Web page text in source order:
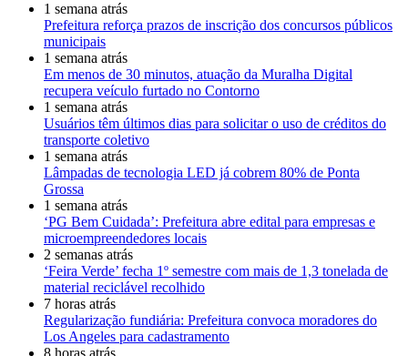
1 semana atrás
Prefeitura reforça prazos de inscrição dos concursos públicos
municipais
1 semana atrás
Em menos de 30 minutos, atuação da Muralha Digital
recupera veículo furtado no Contorno
1 semana atrás
Usuários têm últimos dias para solicitar o uso de créditos do
transporte coletivo
1 semana atrás
Lâmpadas de tecnologia LED já cobrem 80% de Ponta
Grossa
1 semana atrás
‘PG Bem Cuidada’: Prefeitura abre edital para empresas e
microempreendedores locais
2 semanas atrás
‘Feira Verde’ fecha 1º semestre com mais de 1,3 tonelada de
material reciclável recolhido
7 horas atrás
Regularização fundiária: Prefeitura convoca moradores do
Los Angeles para cadastramento
8 horas atrás